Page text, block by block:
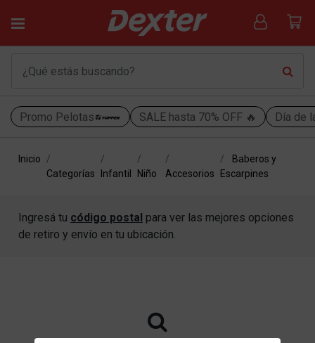
Promo Pelotas SALE hasta 70% OFF 🔥 Día de
Inicio
Categorías
Infantil Niño Accesorios
Baberos y
Escarpines
Ingresá tu código postal para ver las mejores opciones
de retiro y envío en tu ubicación.